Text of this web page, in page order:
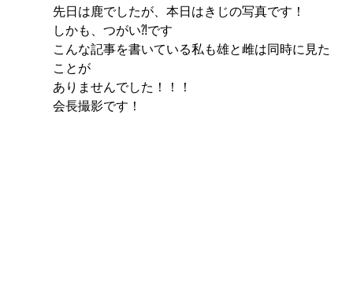
先日は鹿でしたが、本日はきじの写真です！
しかも、つがい⁈です
こんな記事を書いている私も雄と雌は同時に見た
ことが
ありませんでした！！！
会長撮影です！